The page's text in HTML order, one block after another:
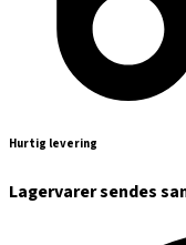
Hurtig levering
Lagervarer sendes